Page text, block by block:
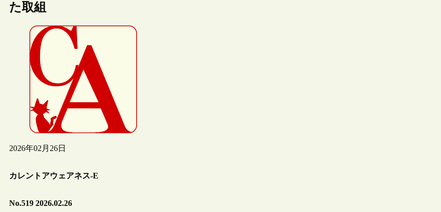
た取組
2026年02月26日
カレントアウェアネス-E
No.519 2026.02.26